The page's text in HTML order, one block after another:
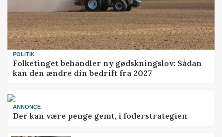
POLITIK
Folketinget behandler ny gødskningslov: Sådan
kan den ændre din bedrift fra 2027
ANNONCE
Der kan være penge gemt, i foderstrategien